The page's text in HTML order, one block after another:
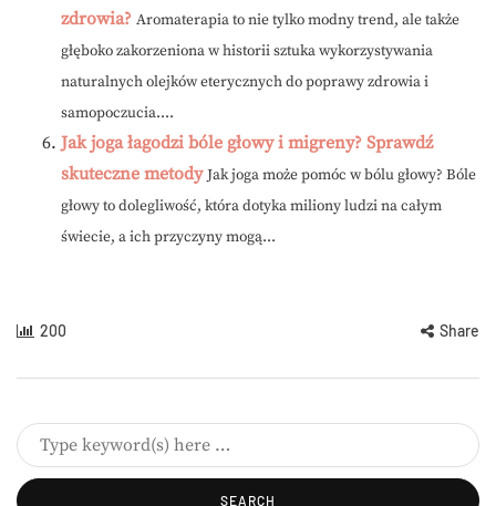
zdrowia? Aromaterapia to nie tylko modny trend, ale także
głęboko zakorzeniona w historii sztuka wykorzystywania
naturalnych olejków eterycznych do poprawy zdrowia i
samopoczucia....
Jak joga łagodzi bóle głowy i migreny? Sprawdź
skuteczne metody Jak joga może pomóc w bólu głowy? Bóle
głowy to dolegliwość, która dotyka miliony ludzi na całym
świecie, a ich przyczyny mogą...
200 Share